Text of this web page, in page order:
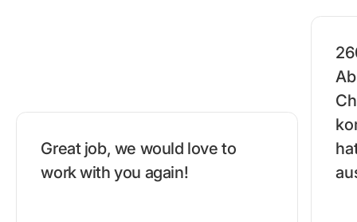
Great job, we would love to
work with you again!